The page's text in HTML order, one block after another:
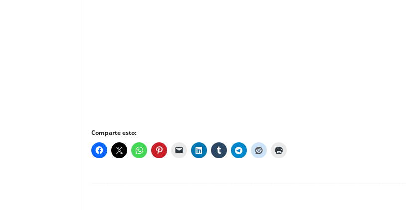
Comparte esto: